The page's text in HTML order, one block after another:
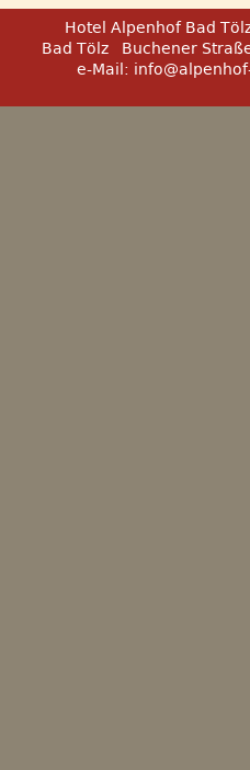
Hotel Alpenhof Bad
Bad Tölz
Buchener
e-Mail: